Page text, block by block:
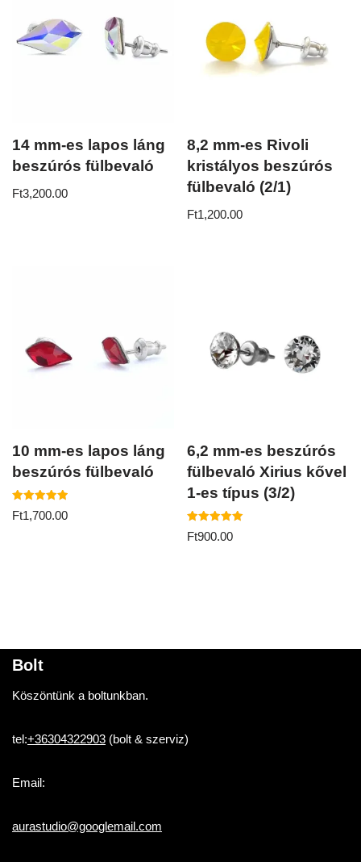
14 mm-es lapos láng
beszúrós fülbevaló
Ft3,200.00
8,2 mm-es Rivoli
kristályos beszúrós
fülbevaló (2/1)
Ft1,200.00
10 mm-es lapos láng
beszúrós fülbevaló
Értékelés:
5.00
Ft1,700.00
6,2 mm-es beszúrós
fülbevaló Xirius kővel
1-es típus (3/2)
Értékelés:
5.00
Ft900.00
Bolt
Köszöntünk a boltunkban.
tel:+36304322903 (bolt & szerviz)
Email:
aurastudio@googlemail.com